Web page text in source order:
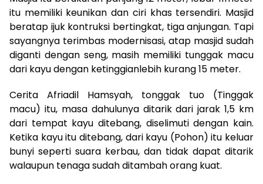
itu memiliki keunikan dan ciri khas tersendiri. Masjid
beratap ijuk kontruksi bertingkat, tiga anjungan. Tapi
sayangnya terimbas modernisasi, atap masjid sudah
diganti dengan seng, masih memiliki tunggak macu
dari kayu dengan ketinggianlebih kurang 15 meter.
Cerita Afriadil Hamsyah, tonggak tuo (Tinggak
macu) itu, masa dahulunya ditarik dari jarak 1,5 km
dari tempat kayu ditebang, diselimuti dengan kain.
Ketika kayu itu ditebang, dari kayu (Pohon) itu keluar
bunyi seperti suara kerbau, dan tidak dapat ditarik
walaupun tenaga sudah ditambah orang kuat.